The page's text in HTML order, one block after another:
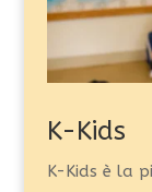
K-Kids
K-Kids è la